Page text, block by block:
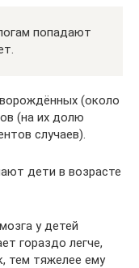
попадают
(около
(на их долю
случаев).
дети в возрасте
у детей
гораздо легче,
тем тяжелее ему